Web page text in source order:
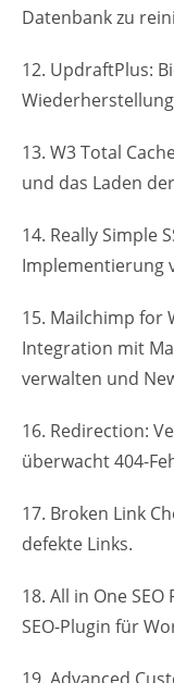
Datenbank zu
12. UpdraftPlus:
13. W3 Total
und das Laden
14. Really Simple
Implementierung
15. Mailchimp for
Integration mit
verwalten und
16. Redirection:
überwacht 404-
17. Broken Link
defekte Links.
18. All in One
SEO-Plugin für